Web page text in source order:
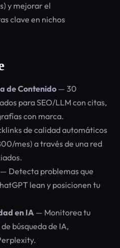
y mejorar el
clave en nichos
de Contenido — 30
para SEO/LLM con citas,
con marca.
de calidad automáticos
mes) a través de una red
— Detecta problemas que
lean y posicionen tu
en IA— Monitorea tu
búsqueda de IA,